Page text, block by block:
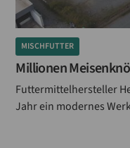
MISCHFUTTER
Millionen
Futtermittelhersteller
Jahr ein modernes